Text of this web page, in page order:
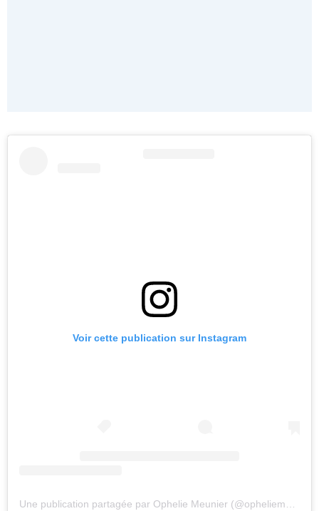
Voir cette publication sur Instagram
Une publication partagée par Ophelie Meunier (@opheliemeunier)